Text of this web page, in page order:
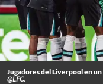
Jugadores del Liverpool en
@LFC.